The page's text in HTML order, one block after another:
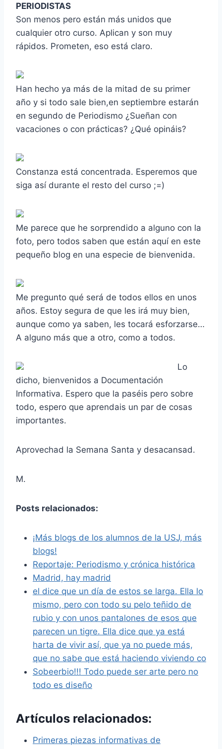
PERIODISTAS
Son menos pero están más unidos que
cualquier otro curso. Aplican y son muy
rápidos. Prometen, eso está claro.
Han hecho ya más de la mitad de su primer
año y si todo sale bien,en septiembre estarán
en segundo de Periodismo ¿Sueñan con
vacaciones o con prácticas? ¿Qué opináis?
Constanza está concentrada. Esperemos que
siga así durante el resto del curso ;=)
Me parece que he sorprendido a alguno con la
foto, pero todos saben que están aquí en este
pequeño blog en una especie de bienvenida.
Me pregunto qué será de todos ellos en unos
años. Estoy segura de que les irá muy bien,
aunque como ya saben, les tocará esforzarse…
A alguno más que a otro, como a todos.
Lo
dicho, bienvenidos a Documentación
Informativa. Espero que la paséis pero sobre
todo, espero que aprendais un par de cosas
importantes.
Aprovechad la Semana Santa y desacansad.
M.
Posts relacionados:
¡Más blogs de los alumnos de la USJ, más
blogs!
Reportaje: Periodismo y crónica histórica
Madrid, hay madrid
el dice que un día de estos se larga. Ella lo
mismo, pero con todo su pelo teñido de
rubio y con unos pantalones de esos que
parecen un tigre. Ella dice que ya está
harta de vivir así, que ya no puede más,
que no sabe que está haciendo viviendo co
Sobeerbio!!! Todo puede ser arte pero no
todo es diseño
Artículos relacionados:
Primeras piezas informativas de